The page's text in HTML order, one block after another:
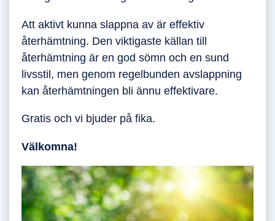
Att aktivt kunna slappna av är effektiv
återhämtning. Den viktigaste källan till
återhämtning är en god sömn och en sund
livsstil, men genom regelbunden avslappning
kan återhämtningen bli ännu effektivare.
Gratis och vi bjuder på fika.
Välkomna!